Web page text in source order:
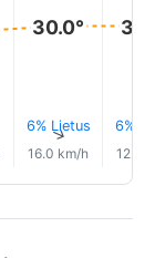
30.0°
6% Lietus
↑
16.0 km/h
6%
12.0